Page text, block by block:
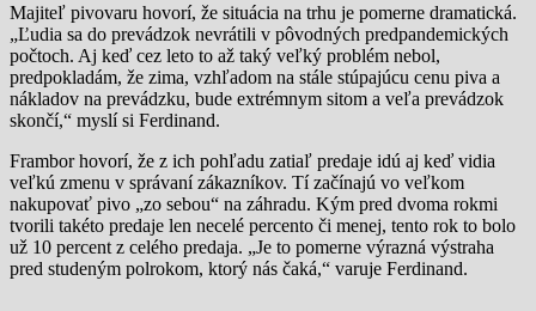
Majiteľ pivovaru hovorí, že situácia na trhu je pomerne dramatická.
„Ľudia sa do prevádzok nevrátili v pôvodných predpandemických
počtoch. Aj keď cez leto to až taký veľký problém nebol,
predpokladám, že zima, vzhľadom na stále stúpajúcu cenu piva a
nákladov na prevádzku, bude extrémnym sitom a veľa prevádzok
skončí,“ myslí si Ferdinand.
Frambor hovorí, že z ich pohľadu zatiaľ predaje idú aj keď vidia
veľkú zmenu v správaní zákazníkov. Tí začínajú vo veľkom
nakupovať pivo „zo sebou“ na záhradu. Kým pred dvoma rokmi
tvorili takéto predaje len necelé percento či menej, tento rok to bolo
už 10 percent z celého predaja. „Je to pomerne výrazná výstraha
pred studeným polrokom, ktorý nás čaká,“ varuje Ferdinand.